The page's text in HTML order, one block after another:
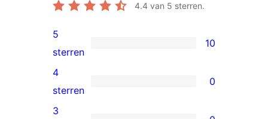
4.4 van 5 sterren.
10
5
sterren
beoordeling
5
sterren
10
0
4
4
sterren
0
3